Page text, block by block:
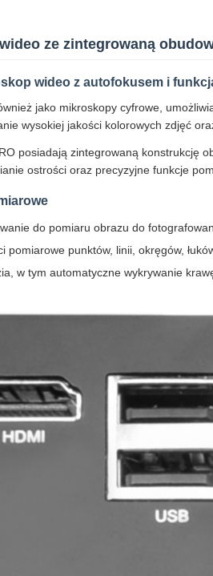
ze zintegrowaną
wideo z autofokusem i
jako mikroskopy cyfrowe,
wysokiej jakości kolorowych zdjęć
posiadają zintegrowaną konstrukcję
ostrości oraz precyzyjne funkcje
do pomiaru obrazu do
pomiarowe punktów, linii, okręgów,
w tym automatyczne wykrywanie